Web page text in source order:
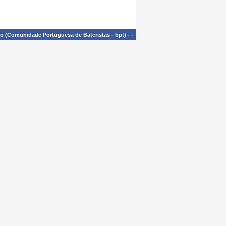
(Comunidade Portuguesa de Bateristas - bpt) - -